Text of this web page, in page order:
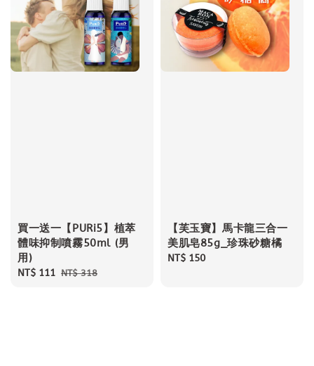
買一送一【PURi5】植萃
體味抑制噴霧50ml (男
用)
Sale
NT$ 111 Regular
NT$ 318
【芙玉寶】馬卡龍三合一
美肌皂85g_珍珠砂糖橘
Regular
NT$ 150